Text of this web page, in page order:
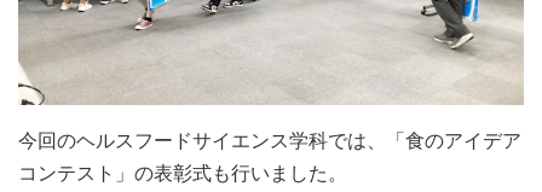
今回のヘルスフードサイエンス学科では、「食のアイデア
コンテスト」の表彰式も行いました。